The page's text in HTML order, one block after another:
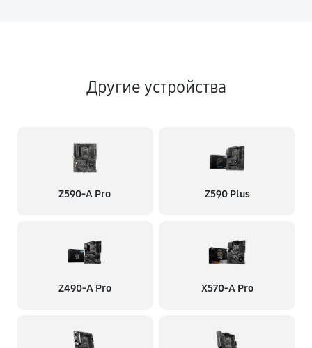
Другие устройства
Z590-A Pro Z590 Plus
Z490-A Pro X570-A Pro